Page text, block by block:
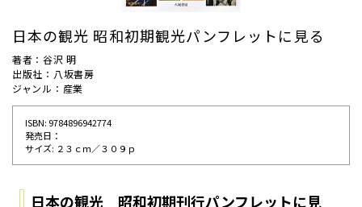
日本の観光 昭和初期観光パンフレットに見る
著者：谷沢 明
出版社：八坂書房
ジャンル：産業
ISBN: 9784896942774
発売⽇：
サイズ: ２３ｃｍ／３０９ｐ
日本の観光 昭和初期刊行パンフレットに見